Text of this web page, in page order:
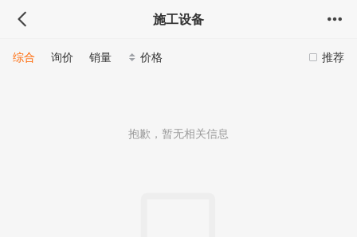
施工设备
推荐
综合 询价 销量 价格
抱歉，暂无相关信息